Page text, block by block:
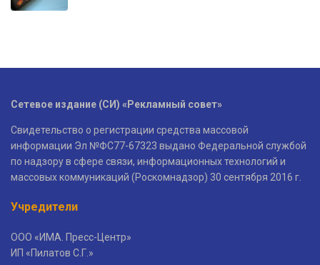
Сетевое издание (СИ) «Рекламный совет»
Свидетельство о регистрации средства массовой
информации Эл №ФС77-67323 выдано Федеральной службой
по надзору в сфере связи, информационных технологий и
массовых коммуникаций (Роскомнадзор) 30 сентября 2016 г.
Учредители
ООО «ИМА. Пресс-Центр»
ИП «Пилатов С.Г.»